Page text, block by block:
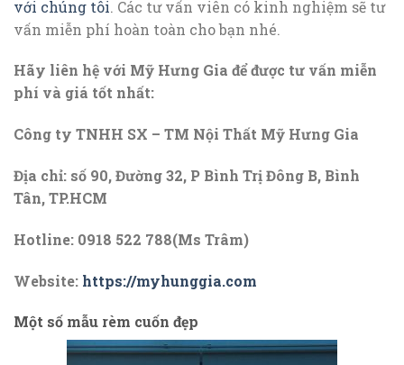
với chúng tôi. Các tư vấn viên có kinh nghiệm sẽ tư
vấn miễn phí hoàn toàn cho bạn nhé.
Hãy liên hệ với Mỹ Hưng Gia để được tư vấn miễn
phí và giá tốt nhất:
Công ty TNHH SX – TM Nội Thất Mỹ Hưng Gia
Địa chỉ: số 90, Đường 32, P Bình Trị Đông B, Bình
Tân, TP.HCM
Hotline: 0918 522 788(Ms Trâm)
Website: https://myhunggia.com
Một số mẫu rèm cuốn đẹp